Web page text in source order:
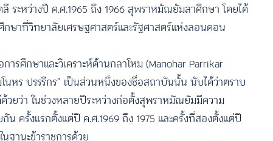
ระหว่างปี ค.ศ.1965 ถึง 1966 สุพราหมัณยัมลาศึกษา โดยได้
ษาที่วิทยาลัยเศรษฐศาสตร์และรัฐศาสตร์แห่งลอนดอน
รศึกษาและวิเคราะห์ด้านกลาโหม (Manohar Parrikar
นหร ปรรรีกร” เป็นส่วนหนึ่งของชื่อสถาบันนั้น นับได้ว่าตราบ
ยว่า ในช่วงหลายปีระหว่างก่อตั้งสุพราหมัณยัมมีความ
ครั้งแรกตั้งแต่ปี ค.ศ.1969 ถึง 1975 และครั้งที่สองตั้งแต่ปี
านะข้าราชการด้วย